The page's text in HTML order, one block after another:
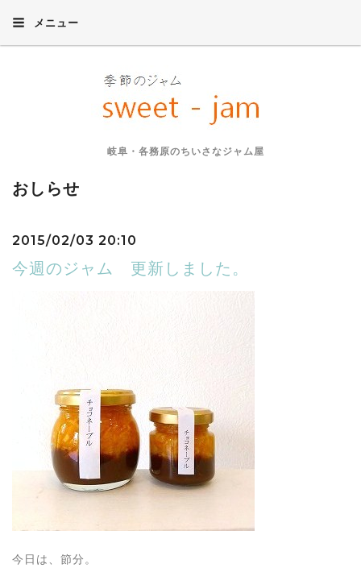
メニュー
岐阜・各務原のちいさなジャム屋
おしらせ
2015/02/03 20:10
今週のジャム 更新しました。
今日は、節分。